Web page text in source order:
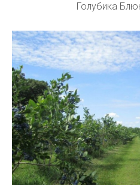
Голубика